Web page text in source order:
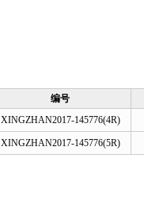
编号
XINGZHAN2017-145776(4R)
XINGZHAN2017-145776(5R)